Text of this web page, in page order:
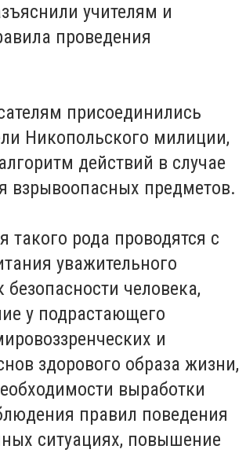
учителям и
проведения
присоединились
Никопольского милиции,
действий в случае
взрывоопасных предметов.
такого рода проводятся с
уважительного
человека,
у подрастающего
и
здорового образа жизни,
выработки
правил поведения
ситуациях, повышение